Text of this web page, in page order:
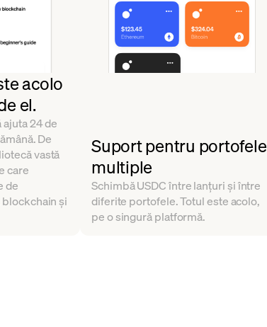
acolo
el.
24 de
De
vastă
care
de
și
Suport pentru portofele
multiple
Schimbă USDC între lanțuri și între
diferite portofele. Totul este acolo,
pe o singură platformă.